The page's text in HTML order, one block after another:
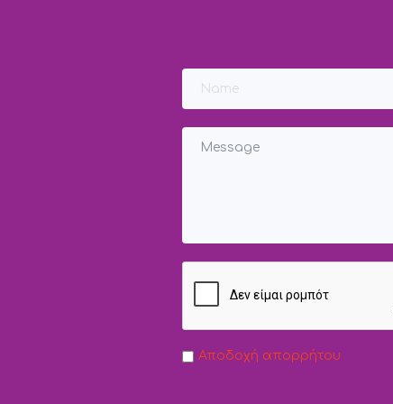
Αποδοχή απορρήτου